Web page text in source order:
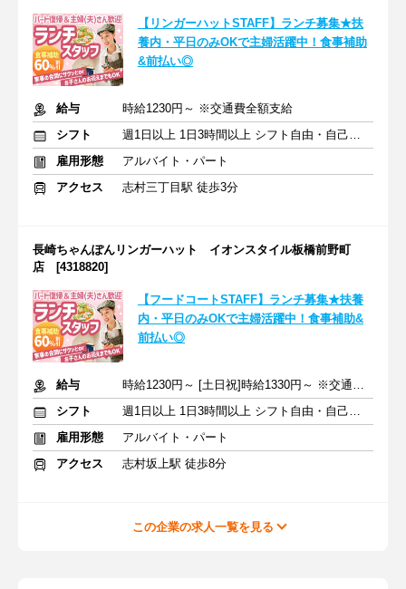
【リンガーハットSTAFF】ランチ募集★扶
養内・平日のみOKで主婦活躍中！食事補助
&前払い◎
給与
時給1230円～ ※交通費全額支給
シフト
週1日以上 1日3時間以上 シフト自由・自己申告
雇用形態
アルバイト・パート
アクセス
志村三丁目駅 徒歩3分
長崎ちゃんぽんリンガーハット イオンスタイル板橋前野町
店 [4318820]
【フードコートSTAFF】ランチ募集★扶養
内・平日のみOKで主婦活躍中！食事補助&
前払い◎
給与
時給1230円～ [土日祝]時給1330円～ ※交通費全額支給
シフト
週1日以上 1日3時間以上 シフト自由・自己申告
雇用形態
アルバイト・パート
アクセス
志村坂上駅 徒歩8分
この企業の求人一覧を見る